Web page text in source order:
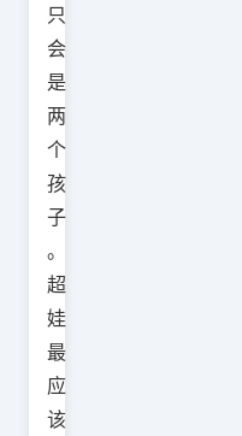
只
会
是
两
个
孩
子
。
超
娃
最
应
该